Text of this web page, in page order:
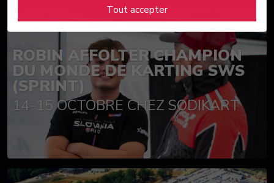
Tout accepter
ROBIN AFFOLTER CHAMPION
DU MONDE DE KARTING SWS
(SPRINT)
14-15 OCTOBRE CHEZ SODIKART